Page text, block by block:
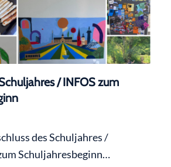
/ INFOS zum
des Schuljahres /
Schuljahresbeginn…